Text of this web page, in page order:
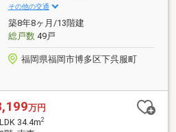
その他の交通
築8年8ヶ月/13階建
総戸数49戸
福岡県福岡市博多区下呉服町
万円
34.4m2